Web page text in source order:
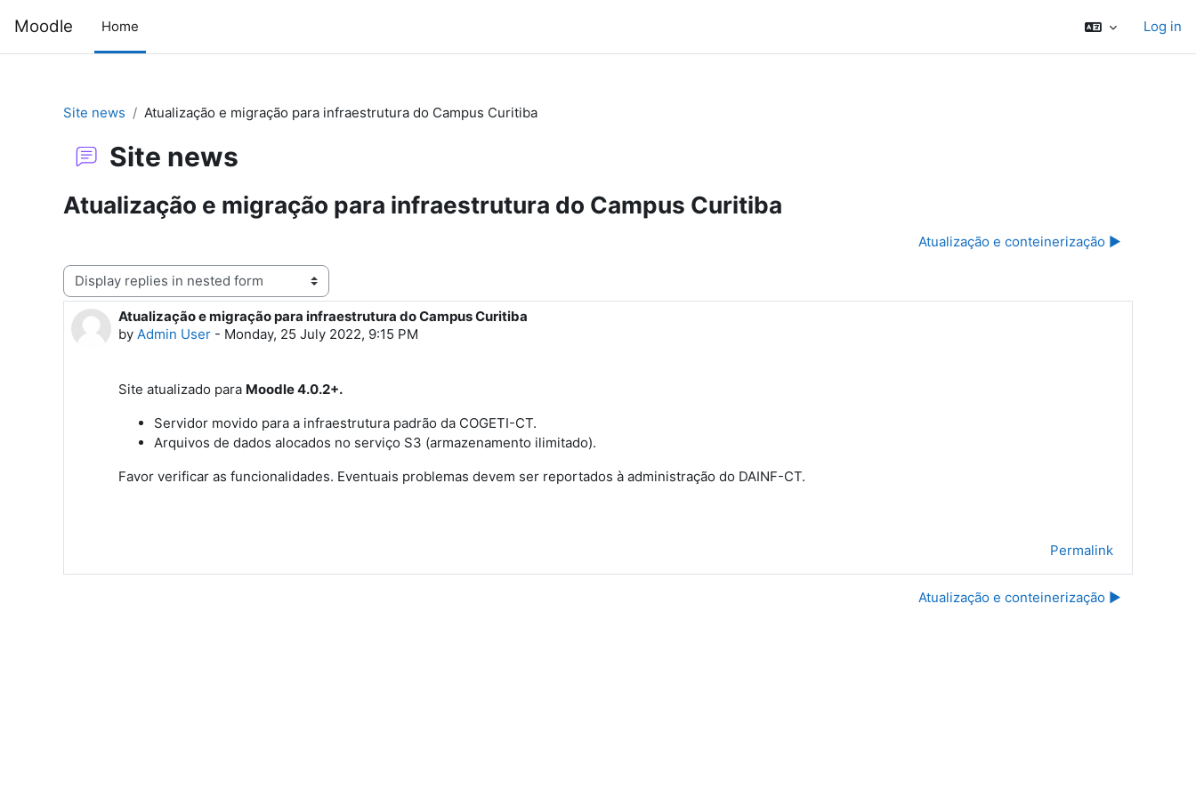
Moodle Home Log in
Site news Atualização e migração para infraestrutura do Campus Curitiba
Site news
Atualização e migração para infraestrutura do Campus Curitiba
Atualização e conteinerização ▶︎
Display mode
Atualização e migração para infraestrutura do Campus Curitiba
by Admin User - Monday, 25 July 2022, 9:15 PM
Number of replies: 0
Site atualizado para Moodle 4.0.2+.
Servidor movido para a infraestrutura padrão da COGETI-CT.
Arquivos de dados alocados no serviço S3 (armazenamento ilimitado).
Favor verificar as funcionalidades. Eventuais problemas devem ser reportados à administração do DAINF-CT.
Permalink
Atualização e conteinerização ▶︎